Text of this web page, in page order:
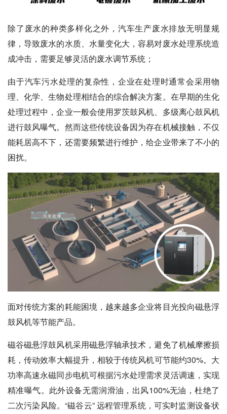
除了废水的种类多样化之外，汽车生产废水排放无明显规
律，导致废水的水质、水量变化大，容易对废水处理系统造
成冲击，需要足够灵活的废水调节系统；
由于汽车污水处理的复杂性，企业在处理时通常会采用物
理、化学、生物处理相结合的综合解决方案。在早期的生化
处理过程中，企业一般会使用罗茨鼓风机、多级离心鼓风机
进行鼓风曝气。然而这些传统设备因为存在机械接触，不仅
能耗居高不下，还需要频繁进行维护，给企业带来了不小的
困扰。
面对传统方案的耗能困境，越来越多企业将目光投向磁悬浮
鼓风机等节能产品。
磁谷磁悬浮鼓风机采用磁悬浮轴承技术，避免了机械摩擦损
耗，传动效率大幅提升，相较于传统风机可节能约30%。大
功率高速永磁同步电机可根据污水处理需求灵活调速，实现
精准曝气。此外设备无需润滑油，出风100%无油，杜绝了
二次污染风险。“磁谷云” 远程管理系统，可实时监测设备状